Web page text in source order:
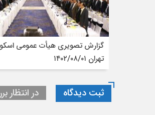
گزارش تصویری هیأت عمومی
تهران ۱۴۰۲/۰۸/۰۱
ثبت دیدگاه در انتظار